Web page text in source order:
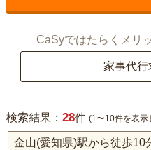
CaSyではたらくメリ
家事代行
検索結果： 28件 (1〜10件を表示
金山(愛知県)駅から徒歩10